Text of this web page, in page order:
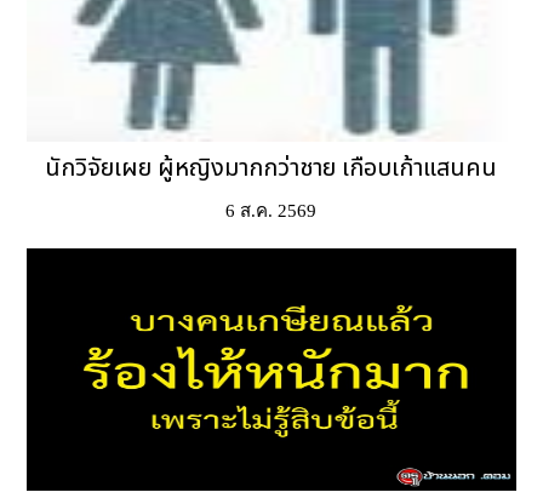
นักวิจัยเผย ผู้หญิงมากกว่าชาย เกือบเก้าแสนคน
6 ส.ค. 2569